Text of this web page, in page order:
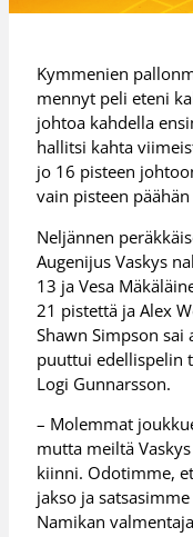
Kymmenien
mennyt peli eteni
johtoa kahdella
hallitsi kahta
jo 16 pisteen
vain pisteen
Neljännen
Augenijus Vaskys
13 ja Vesa
21 pistettä ja Alex
Shawn Simpson
puuttui edellispelin
Logi Gunnarsson.
– Molemmat
mutta meiltä
kiinni. Odotimme,
jakso ja
Namikan